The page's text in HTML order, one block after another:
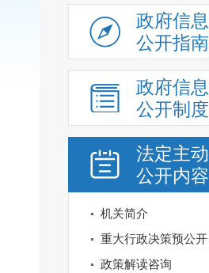
政府信息
公开指南
政府信息
公开制度
法定主动
公开内容
机关简介
重大行政决策预公开
政策解读咨询